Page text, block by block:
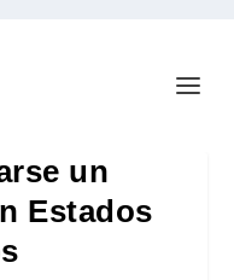
un
Estados